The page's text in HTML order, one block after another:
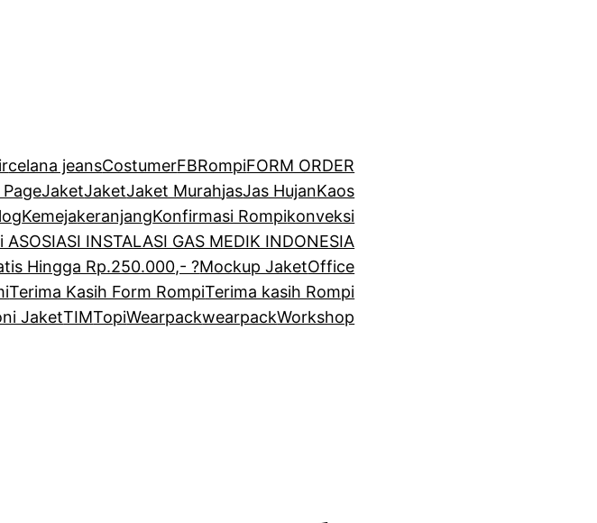
celana jeansCostumerFBRompiFORM ORDER
JaketJaketJaket MurahjasJas HujanKaos
KemejakeranjangKonfirmasi Rompikonveksi
INSTALASI GAS MEDIK INDONESIA
Hingga Rp.250.000,- ?Mockup JaketOffice
Terima Kasih Form RompiTerima kasih Rompi
JaketTIMTopiWearpackwearpackWorkshop